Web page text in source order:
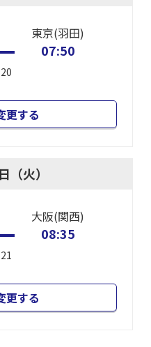
東京(羽田)
07:50
更する
火）
大阪(関西)
08:35
更する